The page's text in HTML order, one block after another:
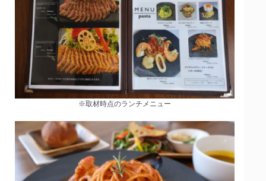
※取材時点のランチメニュー